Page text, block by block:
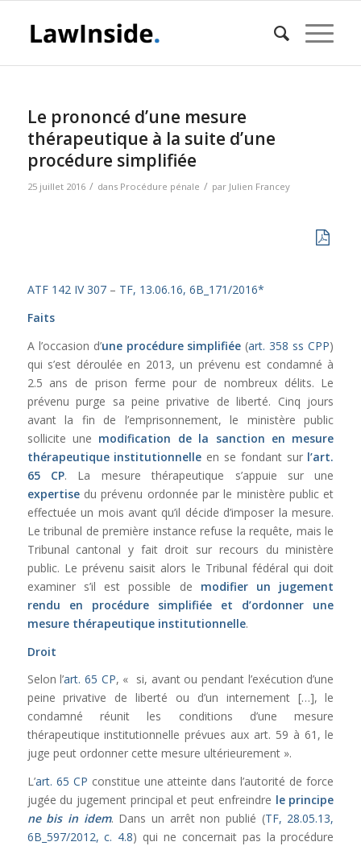
Le prononcé d’une mesure
thérapeutique à la suite d’une
procédure simplifiée
25 juillet 2016 / dans Procédure pénale / par Julien Francey
ATF 142 IV 307– TF, 13.06.16, 6B_171/2016*
Faits
A l’occasion d’une procédure simplifiée (art. 358 ss CPP)
qui s’est déroulée en 2013, un prévenu est condamné à
2.5 ans de prison ferme pour de nombreux délits. Le
prévenu purge sa peine privative de liberté. Cinq jours
avant la fin de l’emprisonnement, le ministère public
sollicite une modification de la sanction en mesure
thérapeutique institutionnelle en se fondant sur l’art.
65 CP. La mesure thérapeutique s’appuie sur une
expertisedu prévenu ordonnée par le ministère public et
effectuée un mois avant qu’il décide d’imposer la mesure.
Le tribunal de première instance refuse la requête, mais le
Tribunal cantonal y fait droit sur recours du ministère
public. Le prévenu saisit alors le Tribunal fédéral qui doit
examiner s’il est possible de modifier un jugement
rendu en procédure simplifiée et d’ordonner une
mesure thérapeutique institutionnelle.
Droit
Selon l’art. 65 CP, « si, avant ou pendant l’exécution d’une
peine privative de liberté ou d’un internement […], le
condamné réunit les conditions d’une mesure
thérapeutique institutionnelle prévues aux art. 59 à 61, le
juge peut ordonner cette mesure ultérieurement ».
L’art. 65 CP constitue une atteinte dans l’autorité de force
jugée du jugement principal et peut enfreindre le principe
ne bis in idem. Dans un arrêt non publié (TF, 28.05.13,
6B_597/2012, c. 4.8) qui ne concernait pas la procédure